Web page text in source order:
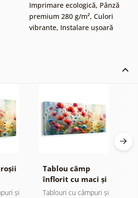
Imprimare ecologică, Pânză
premium 280 g/m², Culori
vibrante, Instalare ușoară
și
Tablou câmp
înflorit cu maci și
albăstrele
Tablouri cu câmpuri și